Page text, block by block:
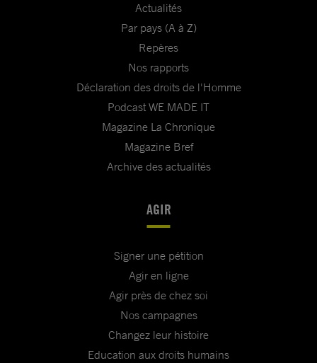
Actualités
Par pays (A à Z)
Repères
Nos rapports
Déclaration des droits de l'Homme
Podcast WE MADE IT
Magazine La Chronique
Magazine Bref
Archive des actualités
AGIR
Signer une pétition
Agir en ligne
Agir près de chez soi
Nos campagnes
Changez leur histoire
Education aux droits humains